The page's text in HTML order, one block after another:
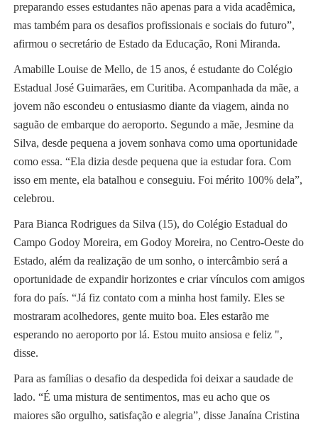
preparando esses estudantes não apenas para a vida acadêmica,
mas também para os desafios profissionais e sociais do futuro”,
afirmou o secretário de Estado da Educação, Roni Miranda.
Amabille Louise de Mello, de 15 anos, é estudante do Colégio
Estadual José Guimarães, em Curitiba. Acompanhada da mãe, a
jovem não escondeu o entusiasmo diante da viagem, ainda no
saguão de embarque do aeroporto. Segundo a mãe, Jesmine da
Silva, desde pequena a jovem sonhava como uma oportunidade
como essa. “Ela dizia desde pequena que ia estudar fora. Com
isso em mente, ela batalhou e conseguiu. Foi mérito 100% dela”,
celebrou.
Para Bianca Rodrigues da Silva (15), do Colégio Estadual do
Campo Godoy Moreira, em Godoy Moreira, no Centro-Oeste do
Estado, além da realização de um sonho, o intercâmbio será a
oportunidade de expandir horizontes e criar vínculos com amigos
fora do país. “Já fiz contato com a minha host family. Eles se
mostraram acolhedores, gente muito boa. Eles estarão me
esperando no aeroporto por lá. Estou muito ansiosa e feliz ",
disse.
Para as famílias o desafio da despedida foi deixar a saudade de
lado. “É uma mistura de sentimentos, mas eu acho que os
maiores são orgulho, satisfação e alegria”, disse Janaína Cristina